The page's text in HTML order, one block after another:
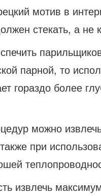
мотив в
стекать, а не
парной, то
гораздо более
можно
при
извлечь